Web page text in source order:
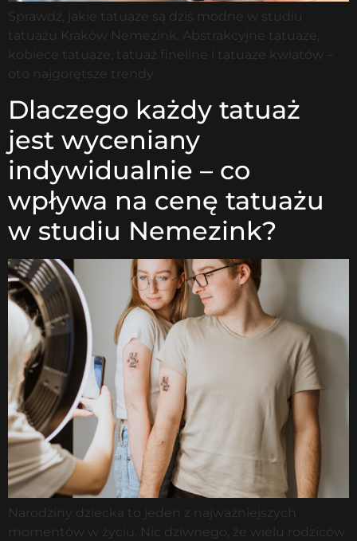
Sprawdź, jakie tatuaże są dziś modne w studiu
tatuażu Kraków Nemezink. Abstrakcyjne tatuaże,
kobiece tatuaże, tatuaż fineline i tatuaże kwiatów –
oto najgorętsze trendy.
Dlaczego każdy tatuaż
jest wyceniany
indywidualnie – co
wpływa na cenę tatuażu
w studiu Nemezink?
Narodziny dziecka to jeden z najważniejszych
momentów w życiu. Nic dziwnego, że wielu rodziców